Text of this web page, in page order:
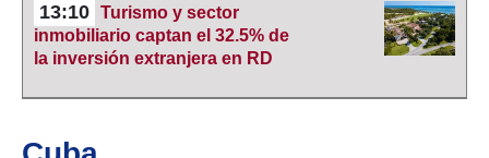
13:10 Turismo y sector
inmobiliario captan el 32.5% de
la inversión extranjera en RD